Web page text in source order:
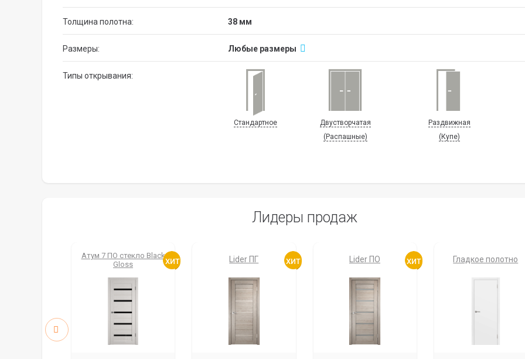
Толщина полотна: 38 мм
Размеры: Любые размеры
Типы открывания:
Стандартное
Двустворчатая
(Распашные)
Раздвижная
(Купе)
Лидеры продаж
Атум 7 ПО стекло Black
Gloss
Lider ПГ Lider ПО Гладкое полотно